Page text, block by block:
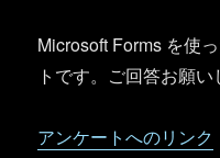
Microsoft Forms を使
トです。ご回答お願い
アンケートへのリンク